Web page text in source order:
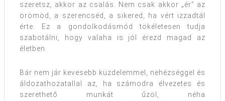
szeretsz, akkor az csalás. Nem csak akkor „ér” az
örömöd, a szerencséd, a sikered, ha vért izzadtál
érte. Ez a gondolkodásmód tökéletesen tudja
szabotálni, hogy valaha is jól érezd magad az
életben.
Bár nem jár kevesebb küzdelemmel, nehézséggel és
áldozathozatallal az, ha számodra élvezetes és
szerethető munkát űzöl, néha